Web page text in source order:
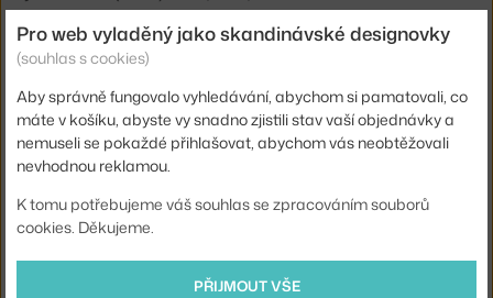
Výška židle (od-do):
47,5 - 87,5 cm
Hloubka sedáku (od-do):
Područky:
s područkami
koňak
Sedák:
Podnož:
kov, s kolečky
Přizpůsobení výšky:
hliníková
Pro web vyladěný jako skandinávské designovky
(souhlas s cookies)
Aby správně fungovalo vyhledávání, abychom si pamatovali, co
máte v košíku, abyste vy snadno zjistili stav vaší objednávky a
nemuseli se pokaždé přihlašovat, abychom vás neobtěžovali
nevhodnou reklamou.
K tomu potřebujeme váš souhlas se zpracováním souborů
cookies. Děkujeme.
PŘIJMOUT VŠE